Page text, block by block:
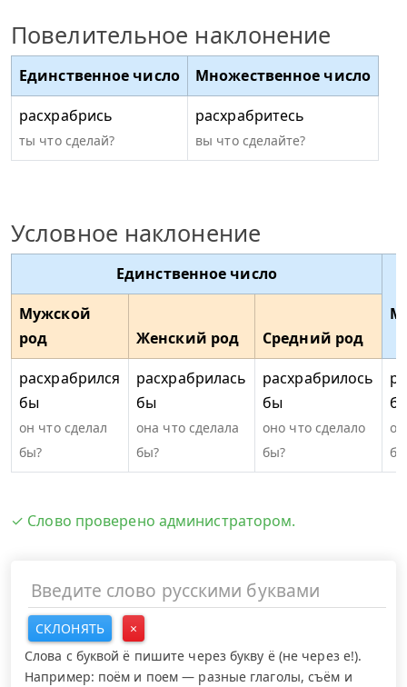
Повелительное наклонение
Единственное число
Множественное число
расхрабрись
ты что сделай?
расхрабритесь
вы что сделайте?
Условное наклонение
Единственное число
Мужской
род
Женский род
Средний род
расхрабрился
бы
он что сделал
бы?
расхрабрилась
бы
она что сделала
бы?
расхрабрилось
бы
оно что сделало
бы?
✓ Слово проверено администратором.
СКЛОНЯТЬ
×
Слова с буквой ё пишите через букву ё (не через е!).
Например: поём и поем — разные глаголы, съём и